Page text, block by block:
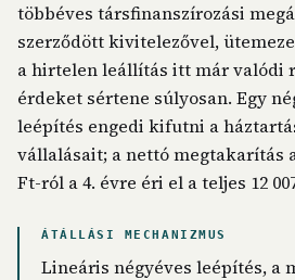
többéves társfinanszírozási
szerződött kivitelezővel,
a hirtelen leállítás itt már valódi
érdeket sértene súlyosan. Egy
leépítés engedi kifutni a
vállalásait; a nettó megtakarítás
Ft-ról a 4. évre éri el a teljes 12
ÁTÁLLÁSI MECHANIZMUS
Lineáris négyéves leépítés, a